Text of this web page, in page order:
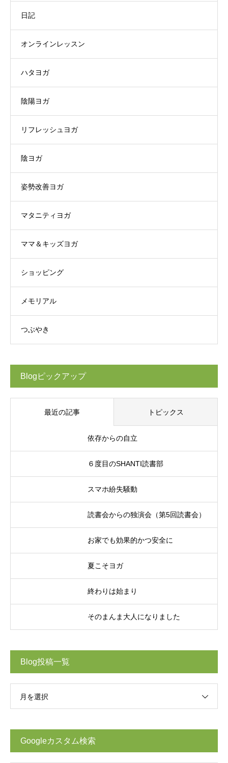
日記
オンラインレッスン
ハタヨガ
陰陽ヨガ
リフレッシュヨガ
陰ヨガ
姿勢改善ヨガ
マタニティヨガ
ママ＆キッズヨガ
ショッピング
メモリアル
つぶやき
Blogピックアップ
最近の記事 トピックス
依存からの自立
６度目のSHANTI読書部
スマホ紛失騒動
読書会からの独演会（第5回読書会）
お家でも効果的かつ安全に
夏こそヨガ
終わりは始まり
そのまんま大人になりました
Blog投稿一覧
月を選択
Googleカスタム検索